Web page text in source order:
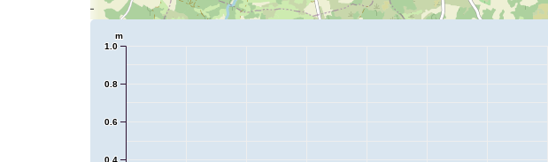
0.4
0.6
0.8
1.0
m